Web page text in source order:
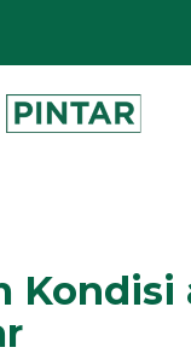
Kondisi